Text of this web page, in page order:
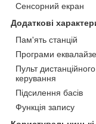
Сенсорний екран
Додаткові
Пам'ять станцій
Програми
Пульт дистанційного
керування
Підсилення басів
Функція запису